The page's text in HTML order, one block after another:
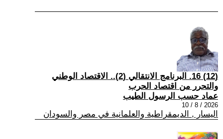
(12) 16. البرنامج الانتقالي (2).. الاقتصاد الوطني
والتحرر من اقتصاد الحرب
عماد حسب الرسول الطيب
2026 / 8 / 10
اليسار , الديمقراطية والعلمانية في مصر والسودان